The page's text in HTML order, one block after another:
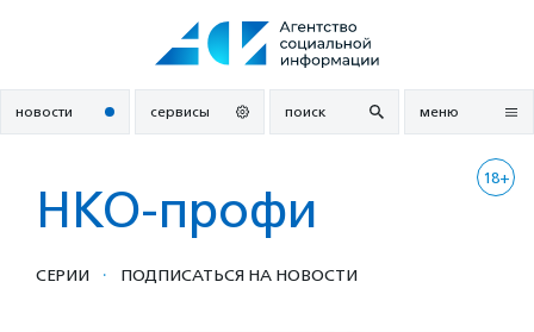
новости сервисы поиск меню
18+
НКО-профи
СЕРИИ · ПОДПИСАТЬСЯ НА НОВОСТИ